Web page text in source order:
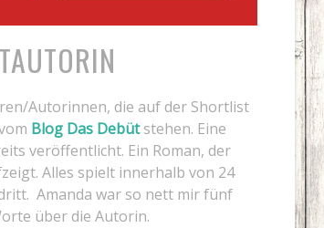
Autorinnen, die auf der Shortlist
Blog Das Debütstehen. Eine
veröffentlicht. Ein Roman, der
Alles spielt innerhalb von 24
Amanda war so nett mir fünf
über die Autorin.